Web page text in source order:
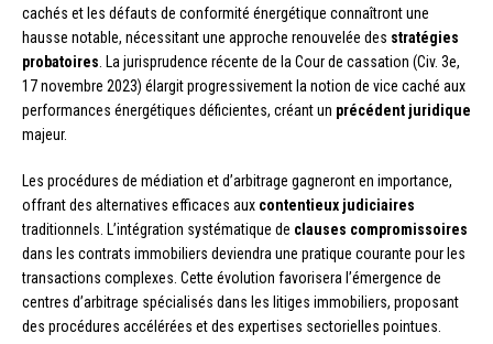
cachés et les défauts de conformité énergétique connaîtront une
hausse notable, nécessitant une approche renouvelée des stratégies
probatoires . La jurisprudence récente de la Cour de cassation (Civ. 3e,
17 novembre 2023) élargit progressivement la notion de vice caché aux
performances énergétiques déficientes, créant un précédent juridique
majeur.
Les procédures de médiation et d’arbitrage gagneront en importance,
offrant des alternatives efficaces aux contentieux judiciaires
traditionnels. L’intégration systématique de clauses compromissoires
dans les contrats immobiliers deviendra une pratique courante pour les
transactions complexes. Cette évolution favorisera l’émergence de
centres d’arbitrage spécialisés dans les litiges immobiliers, proposant
des procédures accélérées et des expertises sectorielles pointues.